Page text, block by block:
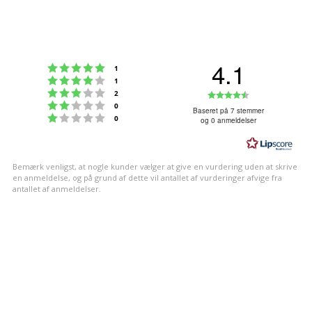
Vurdering:5 ud af 5 stjerner
1
Vurdering:4 ud af 5 stjerner
1
Vurdering:3 ud af 5 stjerner
2
Vurdering:2 ud af 5 stjerner
0
Vurdering:1 ud af 5 stjerner
0
4.1
ud
af
5
stjerner
Baseret på 7 stemmer
og 0 anmeldelser
Bemærk venligst, at nogle kunder vælger at give en vurdering uden at skrive
en anmeldelse, og på grund af dette vil antallet af vurderinger afvige fra
antallet af anmeldelser.